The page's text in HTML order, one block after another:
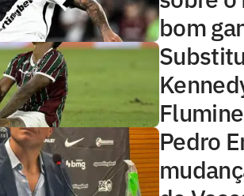
bom
Pedro